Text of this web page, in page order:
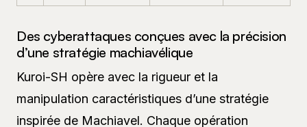
Des cyberattaques conçues avec la précision
d’une stratégie machiavélique
Kuroi-SH opère avec la rigueur et la
manipulation caractéristiques d’une stratégie
inspirée de Machiavel. Chaque opération